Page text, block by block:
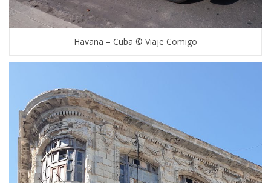
Havana – Cuba © Viaje Comigo